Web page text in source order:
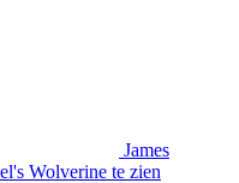
James
Wolverine te zien